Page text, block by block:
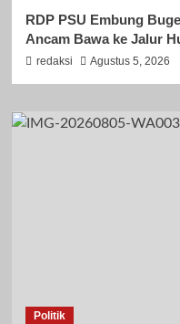
RDP PSU Embung
Ancam Bawa ke Jalur
redaksi Agustus 5, 2026
Politik